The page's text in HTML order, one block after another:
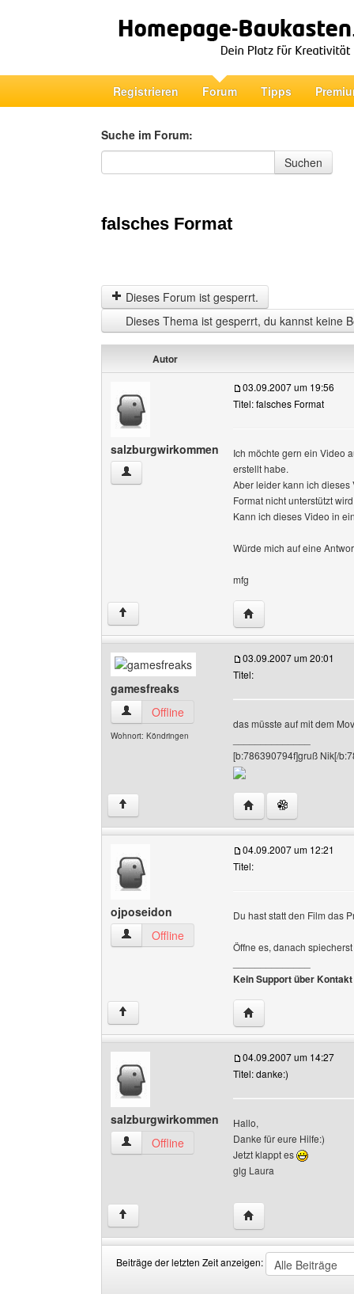
Registrieren Forum Tipps
Suche im Forum:
Suche im Forum
Suchen
falsches Format
Dieses Forum ist gesperrt.
Dieses Thema ist gesperrt, du kannst keine
Autor
salzburgwirkommen
salzburgwirkommen Benutzer-Profile anzeigen
03.09.2007 um 19:56
Titel: falsches Format
Ich möchte gern ein Video
erstellt habe.
Aber leider kann ich dieses
Format nicht unterstützt
Kann ich dieses Video in
Würde mich auf eine
mfg
↑ Website dieses
gamesfreaks
gamesfreaks Benutzer-Profile anzeigen
Offline
Wohnort: Köndringen
03.09.2007 um 20:01
Titel:
das müsste auf mit dem
[b:786390794f]gruß Nik[/
↑ Website dieses
ojposeidon
ojposeidon Benutzer-Profile anzeigen
Offline
04.09.2007 um 12:21
Titel:
Du hast statt den Film das
Öffne es, danach
Kein Support über Kontakt
↑ Website dieses
salzburgwirkommen
salzburgwirkommen Benutzer-Profile anzeigen
Offline
04.09.2007 um 14:27
Titel: danke:)
Hallo,
Danke für eure Hilfe:)
Jetzt klappt es
glg Laura
↑ Website dieses
Beiträge der letzten Zeit anzeigen: